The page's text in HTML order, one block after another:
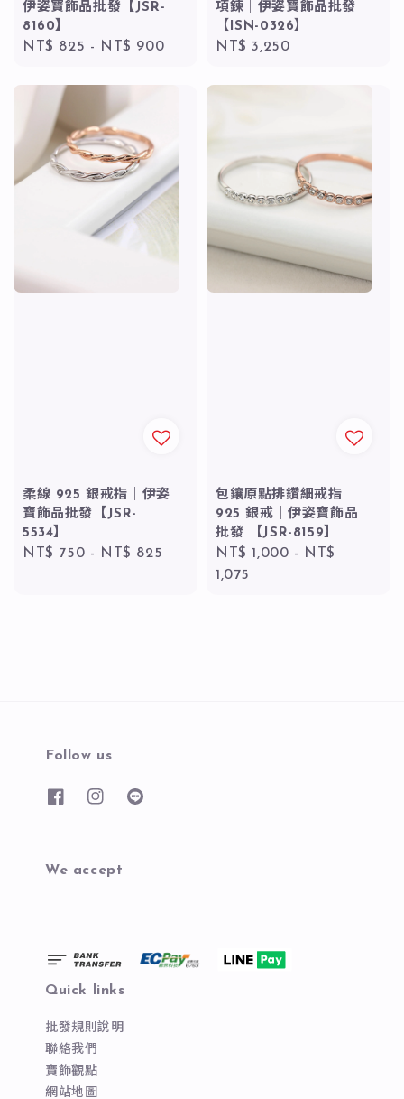
伊姿寶飾品批發【JSR-
8160】
Regular
NT$ 825 - NT$ 900
項鍊｜伊姿寶飾品批發
【ISN-0326】
Regular
NT$ 3,250
柔線 925 銀戒指｜伊姿
寶飾品批發【JSR-
5534】
Regular
NT$ 750 - NT$ 825
包鑲原點排鑽細戒指
925 銀戒｜伊姿寶飾品
批發 【JSR-8159】
Regular
price
NT$ 1,000 - NT$
1,075
Follow us
We accept
Quick links
批發規則說明
聯絡我們
寶飾觀點
網站地圖